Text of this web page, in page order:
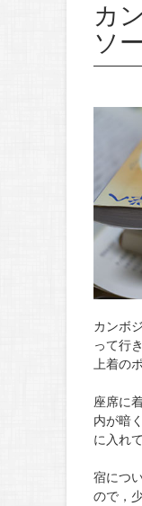
カ
ソ
カンボ
って行
上着の
座席に
内が暗
に入れ
宿につ
ので，